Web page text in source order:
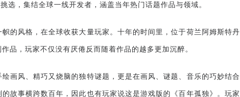
选，集结全球一线开发者，涵盖当年热门话题作品与领域。
的风格，在全球收获大量玩家。十年的时间里，位于荷兰阿姆斯特丹
品，玩家不仅没有厌倦反而随着作品的越多更加沉醉。
画风、精巧又烧脑的独特谜题，更是在画风、谜题、音乐的巧妙结合
故事横跨数百年，因此也有玩家说这是游戏版的《百年孤独》。玩家